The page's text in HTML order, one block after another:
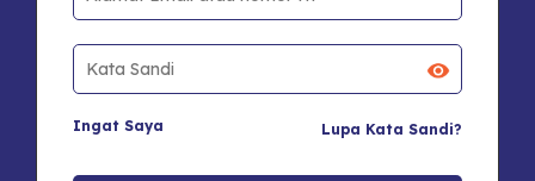
Ingat Saya Lupa Kata Sandi?